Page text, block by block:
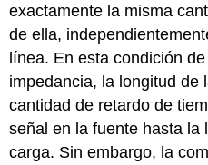
exactamente la misma
de ella,
línea. En esta condición
impedancia, la longitud de
cantidad de retardo de
señal en la fuente hasta la
carga. Sin embargo, la